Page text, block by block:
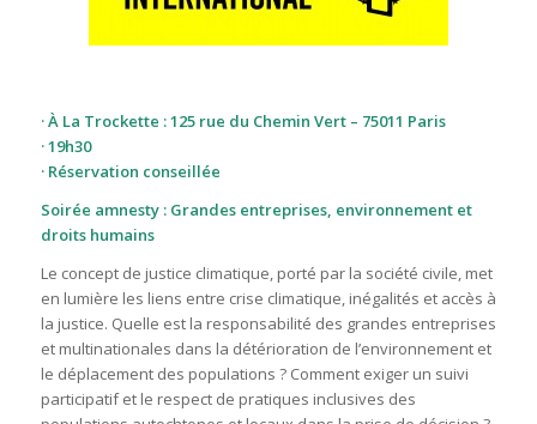
· À La Trockette : 125 rue du Chemin Vert – 75011 Paris
· 19h30
· Réservation conseillée
Soirée amnesty : Grandes entreprises, environnement et
droits humains
Le concept de justice climatique, porté par la société civile, met
en lumière les liens entre crise climatique, inégalités et accès à
la justice. Quelle est la responsabilité des grandes entreprises
et multinationales dans la détérioration de l’environnement et
le déplacement des populations ? Comment exiger un suivi
participatif et le respect de pratiques inclusives des